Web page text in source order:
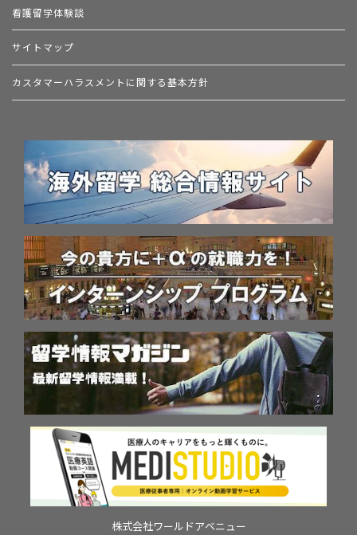
看護留学体験談
サイトマップ
カスタマーハラスメントに関する基本方針
株式会社ワールドアベニュー